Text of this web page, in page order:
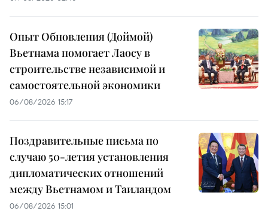
Опыт Обновления (Доймой)
Вьетнама помогает Лаосу в
строительстве независимой и
самостоятельной экономики
06/08/2026 15:17
Поздравительные письма по
случаю 50-летия установления
дипломатических отношений
между Вьетнамом и Таиландом
06/08/2026 15:01